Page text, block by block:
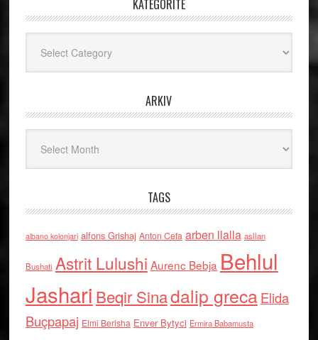
KATEGORITË
ARKIV
TAGS
albano kolonjari alfons Grishaj Anton Cefa arben llalla asllan
Bushati Astrit Lulushi Aurenc Bebja Behlul
Jashari Beqir Sinadalip grecaElida
Buçpapaj Elmi Berisha Enver Bytyci Ermira Babamusta